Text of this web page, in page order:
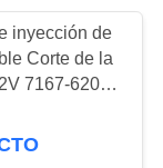
0
de
de Delphi VE
inyección de
Corte de la
7167-620D
del
del inyector